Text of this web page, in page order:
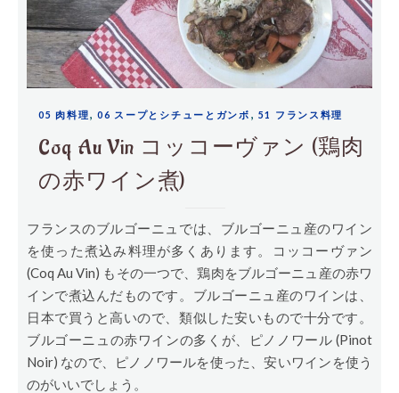
05 肉料理,06 スープとシチューとガンボ , 51 フランス料理
Coq Au Vin コッコーヴァン (鶏肉
の赤ワイン煮)
フランスのブルゴーニュでは、ブルゴーニュ産のワイン
を使った煮込み料理が多くあります。コッコーヴァン
(Coq Au Vin) もその一つで、鶏肉をブルゴーニュ産の赤ワ
インで煮込んだものです。ブルゴーニュ産のワインは、
日本で買うと高いので、類似した安いもので十分です。
ブルゴーニュの赤ワインの多くが、ピノノワール (Pinot
Noir) なので、ピノノワールを使った、安いワインを使う
のがいいでしょう。